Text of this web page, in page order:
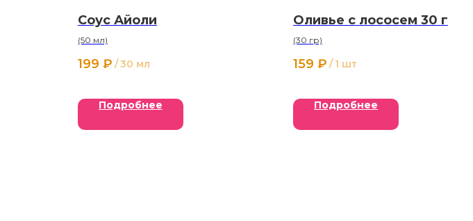
Соус Айоли
(50 мл)
199 ₽ /30 мл
Подробнее
Оливье с лососем 30 г
(30 гр)
159 ₽ / 1 шт
Подробнее